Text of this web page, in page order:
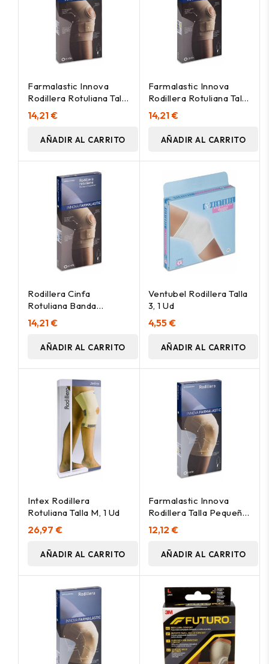
Farmalastic Innova
Rodillera Rotuliana Talla
Mediana, 1 Ud
14,21 €
AÑADIR AL CARRITO
Farmalastic Innova
Rodillera Rotuliana Talla
Pequeña, 1 Ud
14,21 €
AÑADIR AL CARRITO
Rodillera Cinfa
Rotuliana Banda
Infrapatelar Talla
Grande
14,21 €
AÑADIR AL CARRITO
Ventubel Rodillera Talla
3, 1 Ud
4,55 €
AÑADIR AL CARRITO
Intex Rodillera
Rotuliana Talla M, 1 Ud
26,97 €
AÑADIR AL CARRITO
Farmalastic Innova
Rodillera Talla Pequeña
1Ud
12,12 €
AÑADIR AL CARRITO